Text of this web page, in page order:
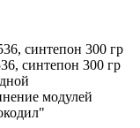
синтепон 300 гр
синтепон 300 гр
модулей